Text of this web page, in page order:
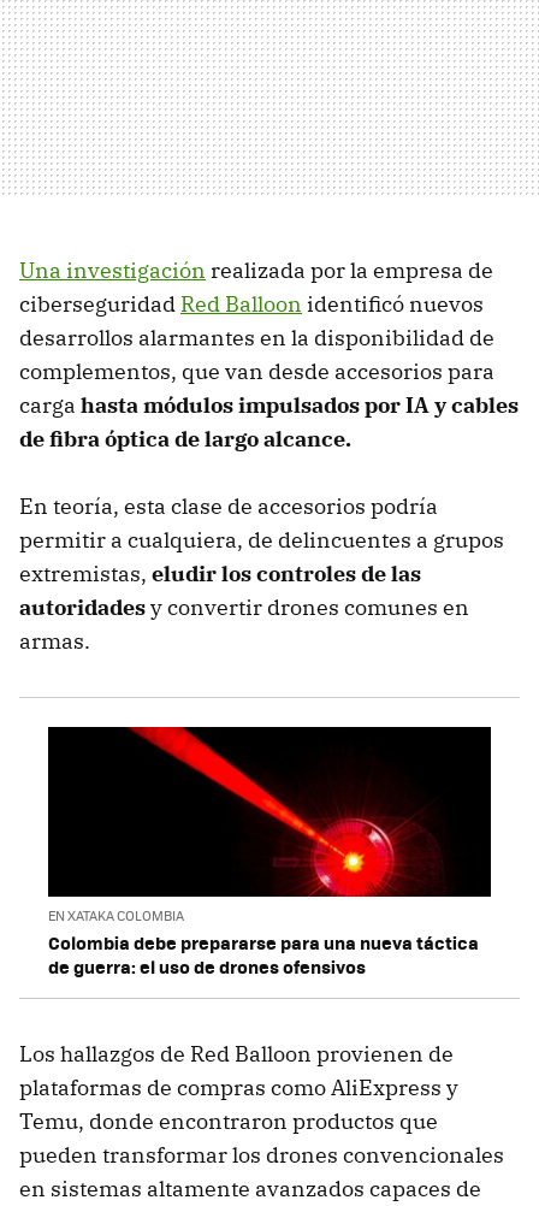
Una investigación realizada por la empresa de
ciberseguridad Red Balloon identificó nuevos
desarrollos alarmantes en la disponibilidad de
complementos, que van desde accesorios para
carga hasta módulos impulsados por IA y cables
de fibra óptica de largo alcance.
En teoría, esta clase de accesorios podría
permitir a cualquiera, de delincuentes a grupos
extremistas, eludir los controles de las
autoridadesy convertir drones comunes en
armas.
EN XATAKA COLOMBIA
Colombia debe prepararse para una nueva táctica
de guerra: el uso de drones ofensivos
Los hallazgos de Red Balloon provienen de
plataformas de compras como AliExpress y
Temu, donde encontraron productos que
pueden transformar los drones convencionales
en sistemas altamente avanzados capaces de